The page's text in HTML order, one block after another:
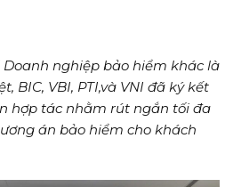
Doanh nghiệp bảo hiểm khác là
BIC, VBI, PTI,và VNI đã ký kết
hợp tác nhằm rút ngắn tối đa
án bảo hiểm cho khách